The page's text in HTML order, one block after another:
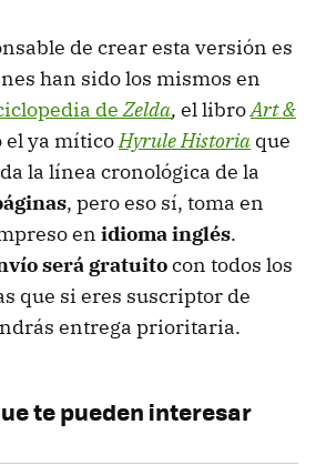
de crear esta versión es
han sido los mismos en
deZelda, el libroArt &
el ya míticoHyrule Historia que
la línea cronológica de la
, pero eso sí, toma en
en idioma inglés.
será gratuitocon todos los
que si eres suscriptor de
entrega prioritaria.
te pueden interesar